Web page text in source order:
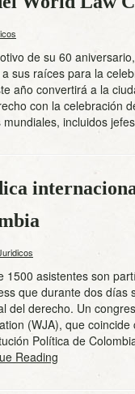
de su 60
sus raíces para la
año convertirá a la
con la celebración
mundiales, incluidos
1500 asistentes son
que durante dos días
del derecho. Un
(WJA), que
Política de
Reading